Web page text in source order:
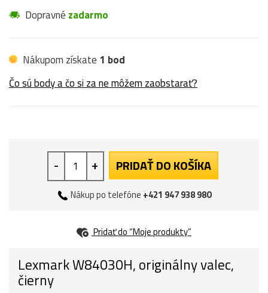
Dopravné zadarmo
Nákupom získate 1 bod
Čo sú body a čo si za ne môžem zaobstarať?
- + PRIDAŤ DO KOŠÍKA
Nákup po telefóne +421 947 938 980
Pridať do “Moje produkty”
Lexmark W84030H, originálny valec,
čierny